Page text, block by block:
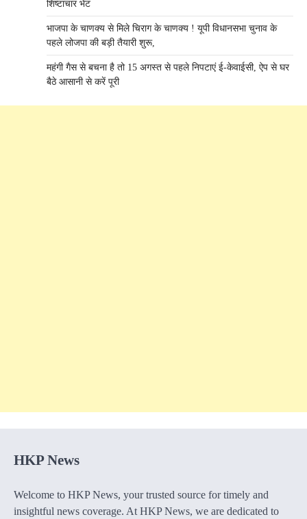
शिष्टाचार भेंट
भाजपा के चाणक्य से मिले चिराग के चाणक्य ! यूपी विधानसभा चुनाव के
पहले लोजपा की बड़ी तैयारी शुरू,
महंगी गैस से बचना है तो 15 अगस्त से पहले निपटाएं ई-केवाईसी, ऐप से घर
बैठे आसानी से करें पूरी
HKP News
Welcome to HKP News, your trusted source for timely and
insightful news coverage. At HKP News, we are dedicated to